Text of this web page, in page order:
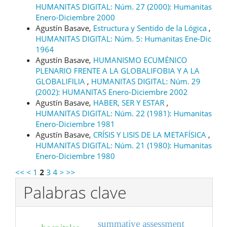
HUMANITAS DIGITAL: Núm. 27 (2000): Humanitas
Enero-Diciembre 2000
Agustín Basave, Estructura y Sentido de la Lógica ,
HUMANITAS DIGITAL: Núm. 5: Humanitas Ene-Dic
1964
Agustín Basave, HUMANISMO ECUMÉNICO
PLENARIO FRENTE A LA GLOBALIFOBIA Y A LA
GLOBALIFILIA , HUMANITAS DIGITAL: Núm. 29
(2002): HUMANITAS Enero-Diciembre 2002
Agustín Basave, HABER, SER Y ESTAR ,
HUMANITAS DIGITAL: Núm. 22 (1981): Humanitas
Enero-Diciembre 1981
Agustín Basave, CRÍSIS Y LISIS DE LA METAFÍSICA ,
HUMANITAS DIGITAL: Núm. 21 (1980): Humanitas
Enero-Diciembre 1980
<< < 1 2 3 4 > >>
Palabras clave
summative assessment